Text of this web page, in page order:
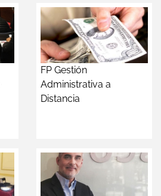
FP Gestión
Administrativa a
Distancia